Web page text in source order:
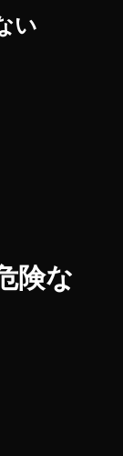
い
険な